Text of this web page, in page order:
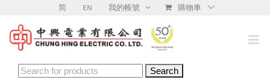
content
简 EN 我的帳號 購物車
Search